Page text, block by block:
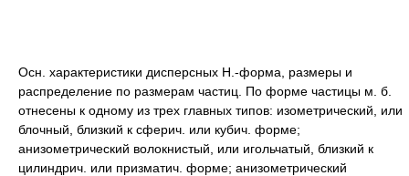
Осн. характеристики дисперсных Н.-форма, размеры и
распределение по размерам частиц. По форме частицы м. б.
отнесены к одному из трех главных типов: изометрический, или
блочный, близкий к сферич. или кубич. форме;
анизометрический волокнистый, или игольчатый, близкий к
цилиндрич. или призматич. форме; анизометрический